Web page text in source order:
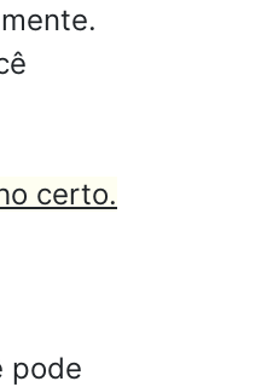
certo.
pode